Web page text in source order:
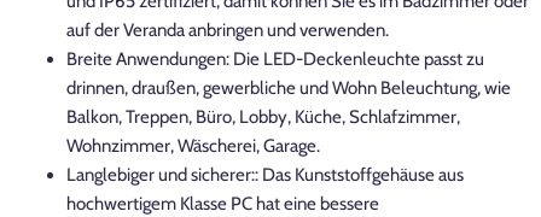
auf der Veranda anbringen und verwenden.
Breite Anwendungen: Die LED-Deckenleuchte passt zu
drinnen, draußen, gewerbliche und Wohn Beleuchtung, wie
Balkon, Treppen, Büro, Lobby, Küche, Schlafzimmer,
Wohnzimmer, Wäscherei, Garage.
Langlebiger und sicherer:: Das Kunststoffgehäuse aus
hochwertigem Klasse PC hat eine bessere